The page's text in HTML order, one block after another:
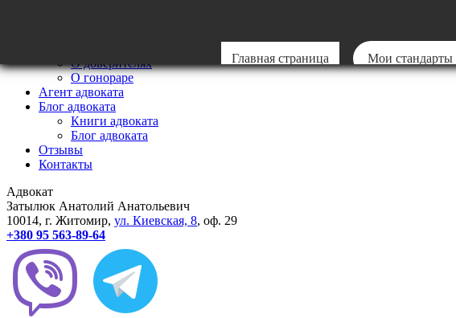
Главная страница Мои стандарты
О доверителях
О гонораре
Агент адвоката
Блог адвоката
Книги адвоката
Блог адвоката
Отзывы
Контакты
Адвокат
Затылюк Анатолий Анатольевич
10014, г. Житомир, ул. Киевcкая, 8, оф. 29
+380 95 563-89-64